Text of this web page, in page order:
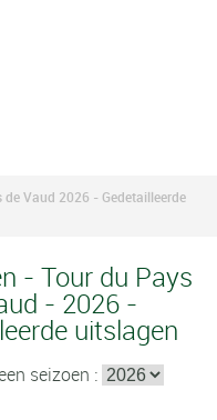
de Vaud 2026 - Gedetailleerde
- Tour du Pays
- 2026 -
uitslagen
seizoen :